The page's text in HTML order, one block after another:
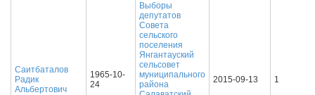
Саитбаталов
Радик
Альбертович
1965-10-
24
Выборы
депутатов
Совета
сельского
поселения
Янгантауский
сельсовет
муниципального
района
2015-09-13 1